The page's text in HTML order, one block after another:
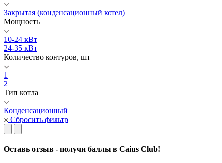
Закрытая (конденсационный котел)
Мощность
10-24 кВт
24-35 кВт
Количество контуров, шт
1
2
Тип котла
Конденсационный
Сбросить фильтр
Оставь отзыв - получи баллы в Caius Club!